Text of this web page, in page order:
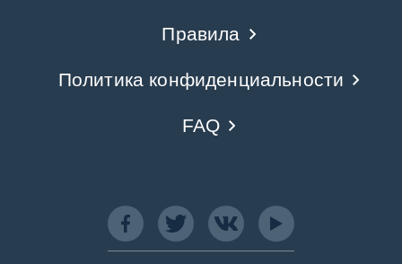
Правила
Политика конфиденциальности
FAQ